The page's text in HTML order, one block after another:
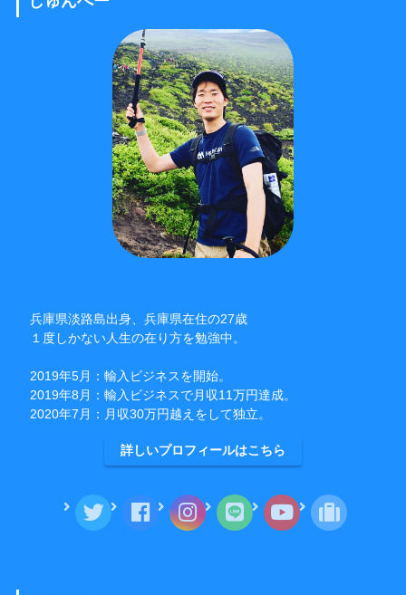
兵庫県淡路島出身、兵庫県在住の27歳
１度しかない人生の在り方を勉強中。
2019年5月：輸入ビジネスを開始。
2019年8月：輸入ビジネスで月収11万円達成。
2020年7月：月収30万円越えをして独立。
詳しいプロフィールはこちら